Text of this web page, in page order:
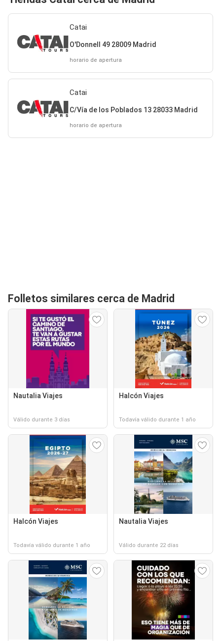
Catai
O'Donnell 49 28009 Madrid
horario de apertura
Catai
C/Vía de los Poblados 13 28033 Madrid
horario de apertura
Folletos similares cerca de Madrid
Nautalia Viajes
Válido durante 3 días
Halcón Viajes
Todavía válido durante 1 año
Halcón Viajes
Todavía válido durante 1 año
Nautalia Viajes
Válido durante 22 días